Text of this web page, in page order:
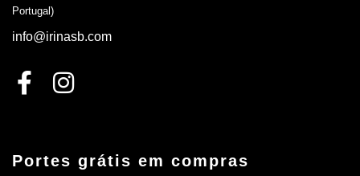
Portugal)
info@irinasb.com
Portes grátis em compras